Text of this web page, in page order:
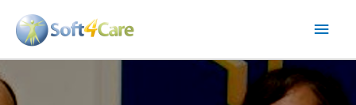
contenido